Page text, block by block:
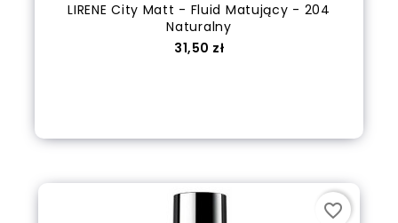
LIRENE City Matt - Fluid Matujący - 204
Naturalny
Cena
31,50 zł
favorite_border